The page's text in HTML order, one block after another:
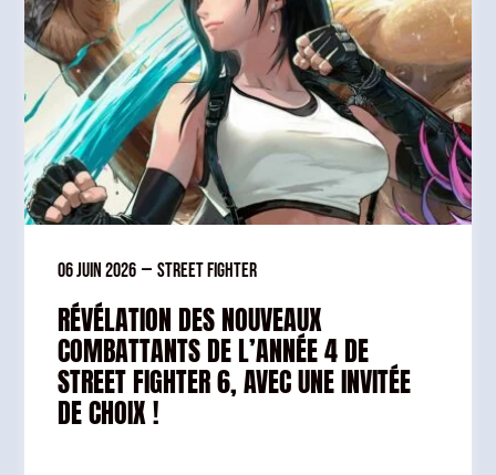
06 juin 2026 — Street Fighter
RÉVÉLATION DES NOUVEAUX
COMBATTANTS DE L’ANNÉE 4 DE
STREET FIGHTER 6, AVEC UNE INVITÉE
DE CHOIX !